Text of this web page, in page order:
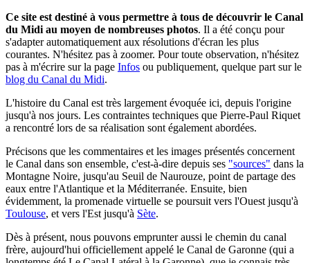
Ce site est destiné à vous permettre à tous de découvrir le Canal
du Midi au moyen de nombreuses photos. Il a été conçu pour
s'adapter automatiquement aux résolutions d'écran les plus
courantes. N'hésitez pas à zoomer. Pour toute observation, n'hésitez
pas à m'écrire sur la page Infos ou publiquement, quelque part sur le
blog du Canal du Midi.
L'histoire du Canal est très largement évoquée ici, depuis l'origine
jusqu'à nos jours. Les contraintes techniques que Pierre-Paul Riquet
a rencontré lors de sa réalisation sont également abordées.
Précisons que les commentaires et les images présentés concernent
le Canal dans son ensemble, c'est-à-dire depuis ses "sources" dans la
Montagne Noire, jusqu'au Seuil de Naurouze, point de partage des
eaux entre l'Atlantique et la Méditerranée. Ensuite, bien
évidemment, la promenade virtuelle se poursuit vers l'Ouest jusqu'à
Toulouse, et vers l'Est jusqu'à Sète.
Dès à présent, nous pouvons emprunter aussi le chemin du canal
frère, aujourd'hui officiellement appelé le Canal de Garonne (qui a